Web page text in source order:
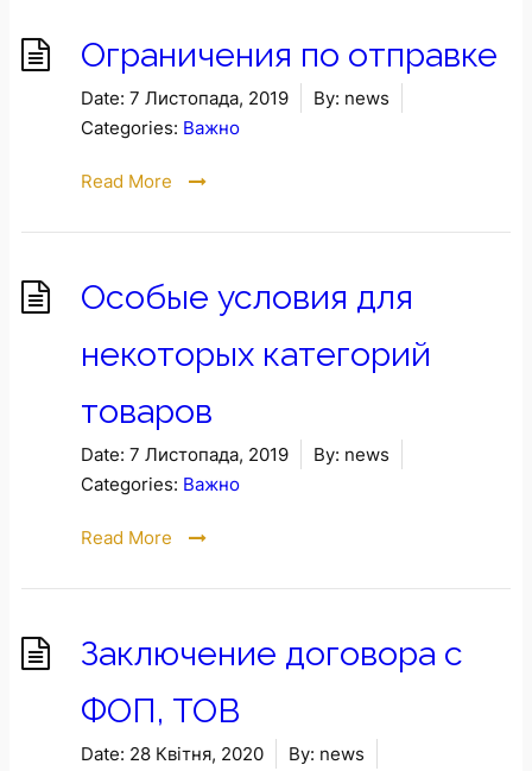
Ограничения по отправке
Date: 7 Листопада, 2019 By: news
Categories: Важно
Read More
Особые условия для
некоторых категорий
товаров
Date: 7 Листопада, 2019 By: news
Categories: Важно
Read More
Заключение договора с
ФОП, ТОВ
Date: 28 Квітня, 2020 By: news